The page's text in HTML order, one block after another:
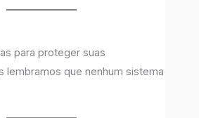
para proteger suas
lembramos que nenhum sistema